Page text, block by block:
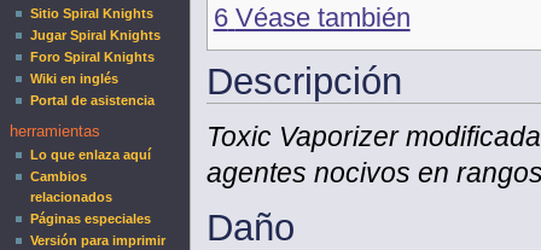
6 Véase también
Descripción
Toxic Vaporizer
agentes nocivos en
Daño
Sitio Spiral Knights
Jugar Spiral Knights
Foro Spiral Knights
Wiki en inglés
Portal de asistencia
herramientas
Lo que enlaza aquí
Cambios
relacionados
Páginas especiales
Versión para imprimir